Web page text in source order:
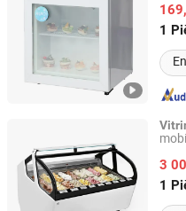
1
Zhejiang, China
3
1
Nanjing Prosky Food
Jiangsu, China